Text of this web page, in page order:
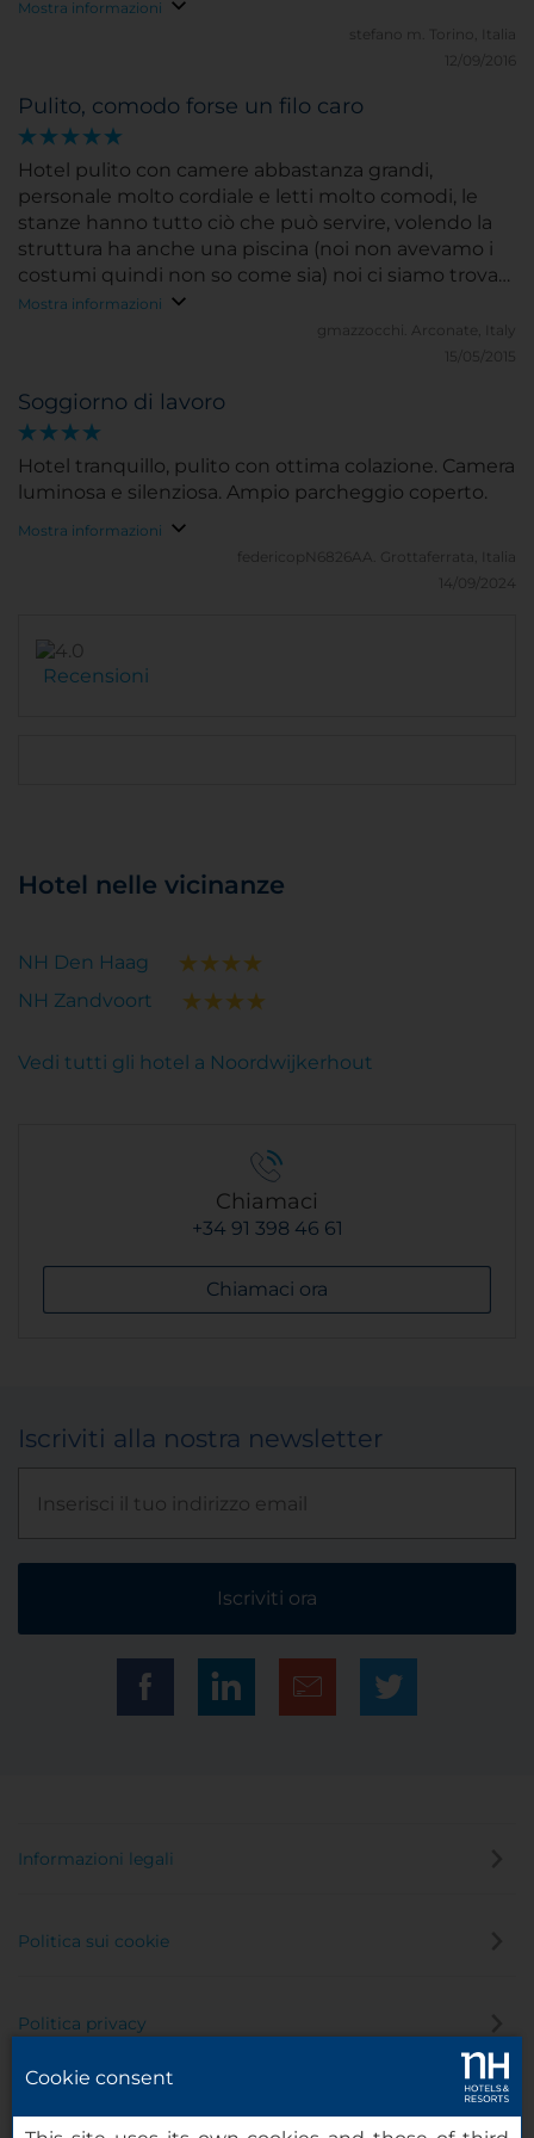
Mostra informazioni
stefano m.
Torino, Italia
12/09/2016
Pulito, comodo forse un filo caro
Hotel pulito con camere abbastanza grandi,
personale molto cordiale e letti molto comodi, le
stanze hanno tutto ciò che può servire, volendo la
struttura ha anche una piscina (noi non avevamo i
costumi quindi non so come sia) noi ci siamo trovati
molto bene e lo consigliamo sicuramente.
Mostra informazioni
gmazzocchi. Arconate, Italy
15/05/2015
Soggiorno di lavoro
Hotel tranquillo, pulito con ottima colazione. Camera
luminosa e silenziosa. Ampio parcheggio coperto.
Mostra informazioni
federicopN6826AA.
Grottaferrata, Italia
14/09/2024
Recensioni
Hotel nelle vicinanze
NH Den Haag
NH Zandvoort
Vedi tutti gli hotel a Noordwijkerhout
Chiamaci
+34 91 398 46 61
Chiamaci ora
Iscriviti alla nostra newsletter
Iscriviti ora
Informazioni legali
Politica sui cookie
Politica privacy
Cookie consent